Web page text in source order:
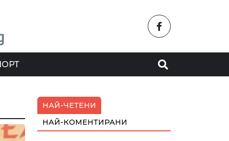
НАЙ-ЧЕТЕНИ
НАЙ-КОМЕНТИРАНИ